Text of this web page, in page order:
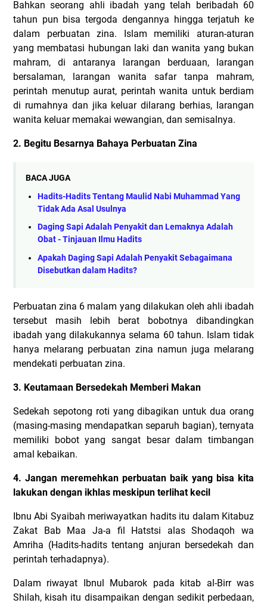
Bahkan seorang ahli ibadah yang telah beribadah 60
tahun pun bisa tergoda dengannya hingga terjatuh ke
dalam perbuatan zina. Islam memiliki aturan-aturan
yang membatasi hubungan laki dan wanita yang bukan
mahram, di antaranya larangan berduaan, larangan
bersalaman, larangan wanita safar tanpa mahram,
perintah menutup aurat, perintah wanita untuk berdiam
di rumahnya dan jika keluar dilarang berhias, larangan
wanita keluar memakai wewangian, dan semisalnya.
2. Begitu Besarnya Bahaya Perbuatan Zina
BACA JUGA
Hadits-Hadits Tentang Maulid Nabi Muhammad Yang
Tidak Ada Asal Usulnya
Daging Sapi Adalah Penyakit dan Lemaknya Adalah
Obat - Tinjauan Ilmu Hadits
Apakah Daging Sapi Adalah Penyakit Sebagaimana
Disebutkan dalam Hadits?
Perbuatan zina 6 malam yang dilakukan oleh ahli ibadah
tersebut masih lebih berat bobotnya dibandingkan
ibadah yang dilakukannya selama 60 tahun. Islam tidak
hanya melarang perbuatan zina namun juga melarang
mendekati perbuatan zina.
3. Keutamaan Bersedekah Memberi Makan
Sedekah sepotong roti yang dibagikan untuk dua orang
(masing-masing mendapatkan separuh bagian), ternyata
memiliki bobot yang sangat besar dalam timbangan
amal kebaikan.
4. Jangan meremehkan perbuatan baik yang bisa kita
lakukan dengan ikhlas meskipun terlihat kecil
Ibnu Abi Syaibah meriwayatkan hadits itu dalam Kitabuz
Zakat Bab Maa Ja-a fil Hatstsi alas Shodaqoh wa
Amriha (Hadits-hadits tentang anjuran bersedekah dan
perintah terhadapnya).
Dalam riwayat Ibnul Mubarok pada kitab al-Birr was
Shilah, kisah itu disampaikan dengan sedikit perbedaan,